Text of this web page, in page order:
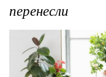
перенесли